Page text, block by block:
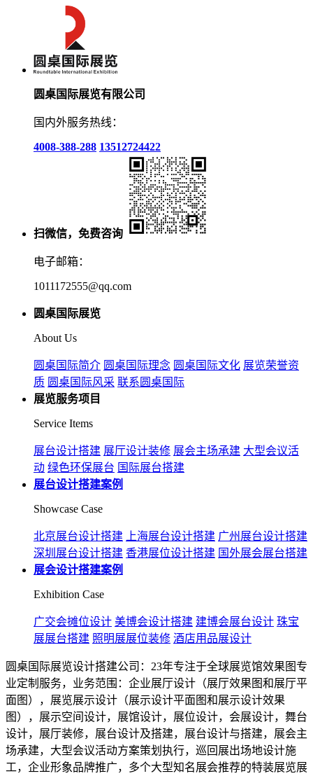
圆桌国际展览有限公司
国内外服务热线：
4008-388-288 13512724422
扫微信，免费咨询
电子邮箱：
1011172555@qq.com
圆桌国际展览
About Us
圆桌国际简介 圆桌国际理念 圆桌国际文化 展览荣誉资
质 圆桌国际风采 联系圆桌国际
展览服务项目
Service Items
展台设计搭建 展厅设计装修 展会主场承建 大型会议活
动 绿色环保展台 国际展台搭建
展台设计搭建案例
Showcase Case
北京展台设计搭建 上海展台设计搭建 广州展台设计搭建
深圳展台设计搭建 香港展位设计搭建 国外展会展台搭建
展会设计搭建案例
Exhibition Case
广交会摊位设计 美博会设计搭建 建博会展台设计 珠宝
展展台搭建 照明展展位装修 酒店用品展设计
圆桌国际展览设计搭建公司：23年专注于全球展览馆效果图专
业定制服务，业务范围：企业展厅设计（展厅效果图和展厅平
面图），展览展示设计（展示设计平面图和展示设计效果
图），展示空间设计，展馆设计，展位设计，会展设计，舞台
设计，展厅装修，展台设计及搭建，展台设计与搭建，展会主
场承建，大型会议活动方案策划执行，巡回展出场地设计施
工，企业形象品牌推广，多个大型知名展会推荐的特装展览展